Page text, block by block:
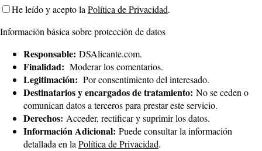
He leído y acepto laPolítica de Privacidad.
Información básica sobre protección de datos
Responsable: DSAlicante.com.
Finalidad: Moderar los comentarios.
Legitimación: Por consentimiento del interesado.
Destinatarios y encargados de tratamiento: No se ceden o
comunican datos a terceros para prestar este servicio.
Derechos: Acceder, rectificar y suprimir los datos.
Información Adicional: Puede consultar la información
detallada en laPolítica de Privacidad.